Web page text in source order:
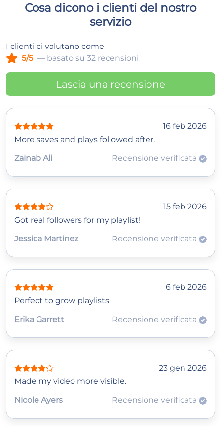
Cosa dicono i clienti del nostro
servizio
I clienti ci valutano come
5/5 — basato su 32 recensioni
Lascia una recensione
16 feb 2026
More saves and plays followed after.
Zainab Ali
Recensione verificata
15 feb 2026
Got real followers for my playlist!
Jessica Martinez
Recensione verificata
6 feb 2026
Perfect to grow playlists.
Erika Garrett
Recensione verificata
23 gen 2026
Made my video more visible.
Nicole Ayers
Recensione verificata